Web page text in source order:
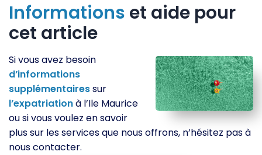
Informations et aide pour
cet article
Si vous avez besoin
d’informations
supplémentairessur
l’expatriationà l’Ile Maurice
ou si vous voulez en savoir
plus sur les services que nous offrons, n’hésitez pas à
nous contacter.